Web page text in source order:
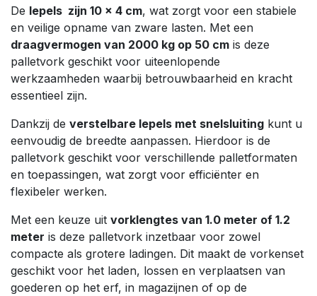
De lepels zijn 10 x 4 cm, wat zorgt voor een stabiele
en veilige opname van zware lasten. Met een
draagvermogen van 2000 kg op 50 cm is deze
palletvork geschikt voor uiteenlopende
werkzaamheden waarbij betrouwbaarheid en kracht
essentieel zijn.
Dankzij de verstelbare lepels met snelsluiting kunt u
eenvoudig de breedte aanpassen. Hierdoor is de
palletvork geschikt voor verschillende palletformaten
en toepassingen, wat zorgt voor efficiënter en
flexibeler werken.
Met een keuze uit vorklengtes van 1.0 meter of 1.2
meter is deze palletvork inzetbaar voor zowel
compacte als grotere ladingen. Dit maakt de vorkenset
geschikt voor het laden, lossen en verplaatsen van
goederen op het erf, in magazijnen of op de